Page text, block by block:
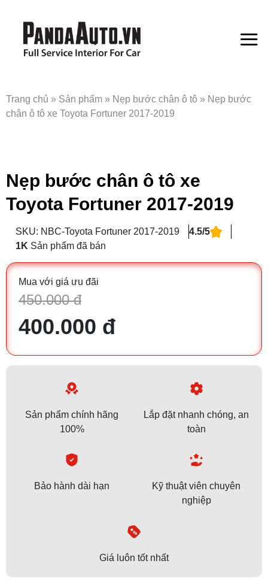
Trang chủ » Sản phẩm » Nẹp bước chân ô tô » Nẹp bước
chân ô tô xe Toyota Fortuner 2017-2019
Nẹp bước chân ô tô xe
Toyota Fortuner 2017-2019
SKU: NBC-Toyota Fortuner 2017-2019
4.5/5
1K Sản phẩm đã bán
Mua với giá ưu đãi
450.000 đ
400.000 đ
Sản phẩm chính hãng
100%
Lắp đặt nhanh chóng, an
toàn
Bảo hành dài hạn
Kỹ thuật viên chuyên
nghiệp
Giá luôn tốt nhất